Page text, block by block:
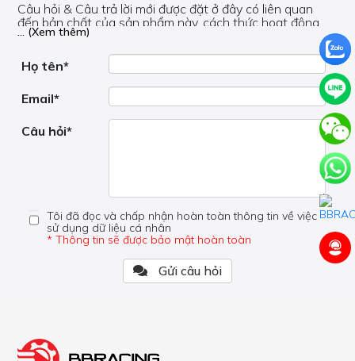
Câu hỏi & Câu trả lời mới được đặt ở đây có liên quan
đến bản chất của sản phẩm này, cách thức hoạt động,
nơi hoạt động, liệu nó có hữu ích không, v.v.
Nếu bạn cần trợ giúp về phần khác, vui lòng không đặt
câu hỏi của bạn ở đây mà bên trong trang đó.
... (Xem thêm)
Họ tên*
Email*
Câu hỏi*
Tôi đã đọc và chấp nhận hoàn toàn thông tin về việc
sử dụng dữ liệu cá nhân
* Thông tin sẽ được bảo mật hoàn toàn
Gửi câu hỏi